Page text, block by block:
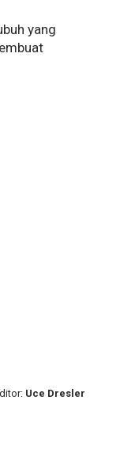
yang
Uce Dresler